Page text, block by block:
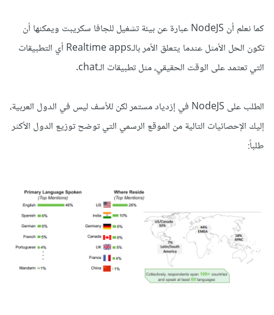
كما نعلم أن NodeJS عبارة عن بيئة تشغيل للجافا سكريبت ويمكنها أن
تكون الحل الأمثل عندما يتعلق الأمر بالـRealtime apps أي التطبيقات
التي تعتمد على الوقت الحقيقي، مثل تطبيقات الـchat.
الطلب على NodeJS في إزدياد مستمر لكن للأسف ليس في الدول العربية،
إليك الإحصائيات التالية من الموقع الرسمي التي توضح توزيع الدول الأكثر
طلباً: